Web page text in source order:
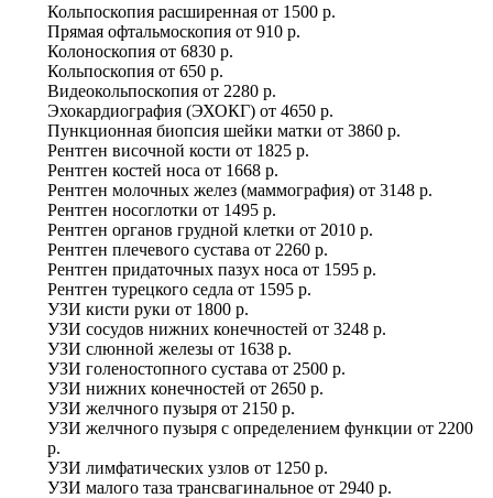
Кольпоскопия расширенная от 1500 р.
Прямая офтальмоскопия от 910 р.
Колоноскопия от 6830 р.
Кольпоскопия от 650 р.
Видеокольпоскопия от 2280 р.
Эхокардиография (ЭХОКГ) от 4650 р.
Пункционная биопсия шейки матки от 3860 р.
Рентген височной кости от 1825 р.
Рентген костей носа от 1668 р.
Рентген молочных желез (маммография) от 3148 р.
Рентген носоглотки от 1495 р.
Рентген органов грудной клетки от 2010 р.
Рентген плечевого сустава от 2260 р.
Рентген придаточных пазух носа от 1595 р.
Рентген турецкого седла от 1595 р.
УЗИ кисти руки от 1800 р.
УЗИ сосудов нижних конечностей от 3248 р.
УЗИ слюнной железы от 1638 р.
УЗИ голеностопного сустава от 2500 р.
УЗИ нижних конечностей от 2650 р.
УЗИ желчного пузыря от 2150 р.
УЗИ желчного пузыря с определением функции от 2200
р.
УЗИ лимфатических узлов от 1250 р.
УЗИ малого таза трансвагинальное от 2940 р.